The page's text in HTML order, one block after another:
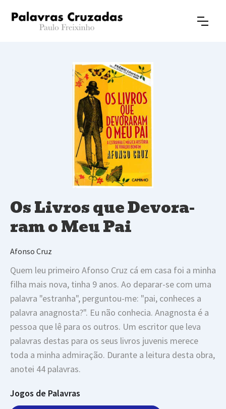
Os Livros que Devo­ra­
ram o Meu Pai
Afonso Cruz
Quem leu primeiro Afonso Cruz cá em casa foi a minha
filha mais nova, tinha 9 anos. Ao deparar-se com uma
palavra "estranha", perguntou-me: "pai, conheces a
palavra anagnosta?". Eu não conhecia. Anagnosta é a
pessoa que lê para os outros. Um escritor que leva
palavras destas para os seus livros juvenis merece
toda a minha admiração. Durante a leitura desta obra,
anotei 44 palavras.
Jogos de Palavras